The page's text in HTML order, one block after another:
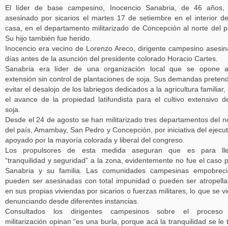
El líder de base campesino, Inocencio Sanabria, de 46 años,
asesinado por sicarios el martes 17 de setiembre en el interior
casa, en el departamento militarizado de Concepción al norte del
Su hijo también fue herido.
Inocencio era vecino de Lorenzo Areco, dirigente campesino
días antes de la asunción del presidente colorado Horacio Cartes.
Sanabria era líder de una organización local que se opone
extensión sin control de plantaciones de soja. Sus demandas
evitar el desalojo de los labriegos dedicados a la agricultura familiar,
el avance de la propiedad latifundista para el cultivo extensivo
soja.
Desde el 24 de agosto se han militarizado tres departamentos del
del país, Amambay, San Pedro y Concepción, por iniciativa del
apoyado por la mayoría colorada y liberal del congreso.
Los propulsores de esta medida aseguran que es para
“tranquilidad y seguridad” a la zona, evidentemente no fue el caso
Sanabria y su familia. Las comunidades campesinas
pueden ser asesinadas con total impunidad o pueden ser
en sus propias viviendas por sicarios o fuerzas militares, lo que se
denunciando desde diferentes instancias.
Consultados los dirigentes campesinos sobre el
militarización opinan “es una burla, porque acá la tranquilidad se le